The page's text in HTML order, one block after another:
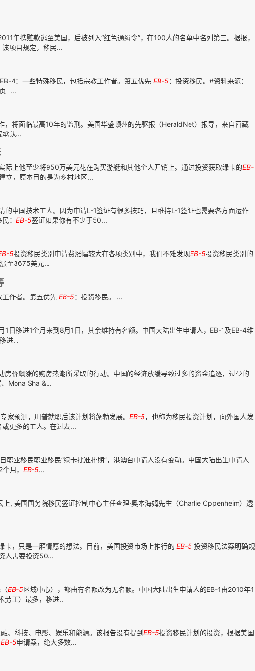
年携赃款逃至美国，后被列入“红色通缉令”，在100人的名单中名列第三。据报，
项目规定，移民...
4：一些特殊移民，包括宗教工作者。第五优先 EB-5：投资移民。#资料来源：
...
，将面临最高10年的监刑。美国华盛顿州的先驱报（HeraldNet）报导，来自西藏
承认...
际上他至少将950万美元花在购买游艇和其他个人开销上。通过投资获取绿卡的EB-
立，原本目的是为乡村地区...
的中国技术工人。因为申请L-1签证有很多技巧，且维持L-1签证也需要各方面运作
： EB-5签证如果你有不少于50...
5投资移民类别申请费涨幅较大在各项类别中，我们不难发现EB-5投资移民类别的
至3675美元...
作者。第五优先 EB-5：投资移民。 ...
日移进1个月来到8月1日，其余维持有名额。中国大陆出生申请人，EB-1及EB-4维
进...
价飙涨的购房热潮所采取的行动。中国的经济放缓导致过多的资金追逐，过少的
、Mona Sha &...
家预测，川普就职后该计划将蓬勃发展。 EB-5，也称为移民投资计划，向外国人发
更多的工人。在过去...
业移民职业移民“绿卡批准排期”，港澳台申请人没有变动。中国大陆出生申请人
月， EB-5...
上, 美国国务院移民签证控制中心主任查理·奥本海姆先生（Charlie Oppenheim）透
，只是一厢情愿的想法。目前，美国投资市场上推行的 EB-5 投资移民法案明确规
人需要投资50...
EB-5区域中心），都由有名额改为无名额。中国大陆出生申请人的EB-1由2010年1
劳工）最多，移进...
、科技、电影、娱乐和能源。该报告没有提到EB-5投资移民计划的投资，根据美国
EB-5申请案，绝大多数...